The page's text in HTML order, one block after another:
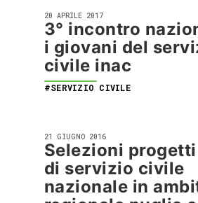
20 APRILE 2017
3° incontro
i giovani del
civile inac
#SERVIZIO CIVILE
21 GIUGNO 2016
Selezioni
di servizio civile
nazionale in